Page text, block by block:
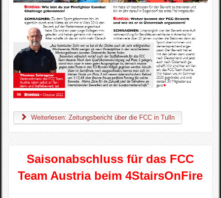
Weiterlesen: Zeitungsbericht über die FCC in Tulln
Saisonabschluss für das FCC
Team Austria beim 4StairsOnFire